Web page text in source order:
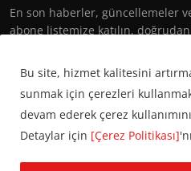
En son haberler, güncellemeler
abone listemize katılın,
Bu site, hizmet kalitesini
sunmak için çerezleri
devam ederek çerez
Detaylar için [Çerez Politikası]